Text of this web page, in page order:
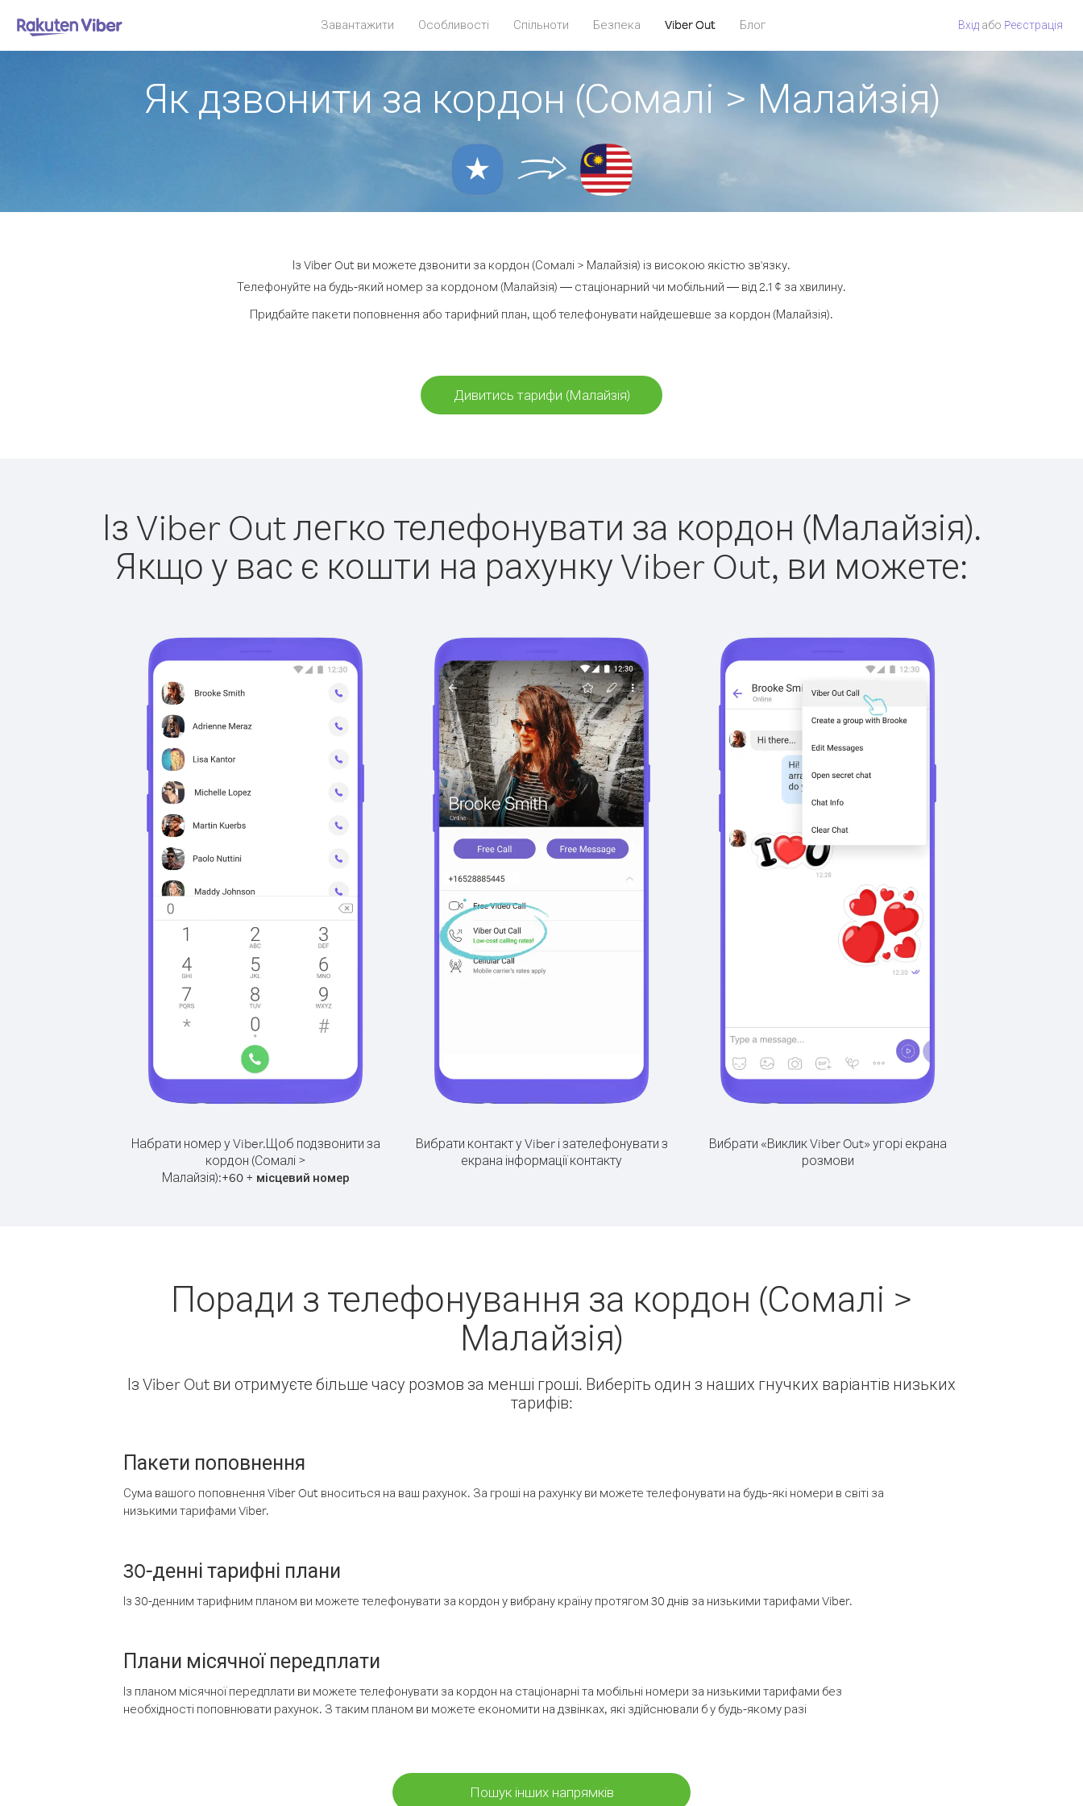
Завантажити Особливості Спільноти Безпека Viber Out Блог Вхід або Pеєстрація
Як дзвонити за кордон (Сомалі > Малайзія)
Із Viber Out ви можете дзвонити за кордон (Сомалі > Малайзія) із високою якістю зв'язку.
Телефонуйте на будь-який номер за кордоном (Малайзія) — стаціонарний чи мобільний — від 2.1 ¢ за хвилину.
Придбайте пакети поповнення або тарифний план, щоб телефонувати найдешевше за кордон (Малайзія).
Дивитись тарифи (Малайзія)
Із Viber Out легко телефонувати за кордон (Малайзія).
Якщо у вас є кошти на рахунку Viber Out, ви можете:
Набрати номер у Viber.Щоб подзвонити за
кордон (Сомалі >
Малайзія):+60+ місцевий номер
Вибрати контакт у Viber і зателефонувати з
екрана інформації контакту
Вибрати «Виклик Viber Out» угорі екрана
розмови
Поради з телефонування за кордон (Сомалі >
Малайзія)
Із Viber Out ви отримуєте більше часу розмов за менші гроші. Виберіть один з наших гнучких варіантів низьких
тарифів:
Пакети поповнення
Сума вашого поповнення Viber Out вноситься на ваш рахунок. За гроші на рахунку ви можете телефонувати на будь-які номери в світі за
низькими тарифами Viber.
30-денні тарифні плани
Із 30-денним тарифним планом ви можете телефонувати за кордон у вибрану країну протягом 30 днів за низькими тарифами Viber.
Плани місячної передплати
Із планом місячної передплати ви можете телефонувати за кордон на стаціонарні та мобільні номери за низькими тарифами без
необхідності поповнювати рахунок. З таким планом ви можете економити на дзвінках, які здійснювали б у будь-якому разі
Пошук інших напрямків